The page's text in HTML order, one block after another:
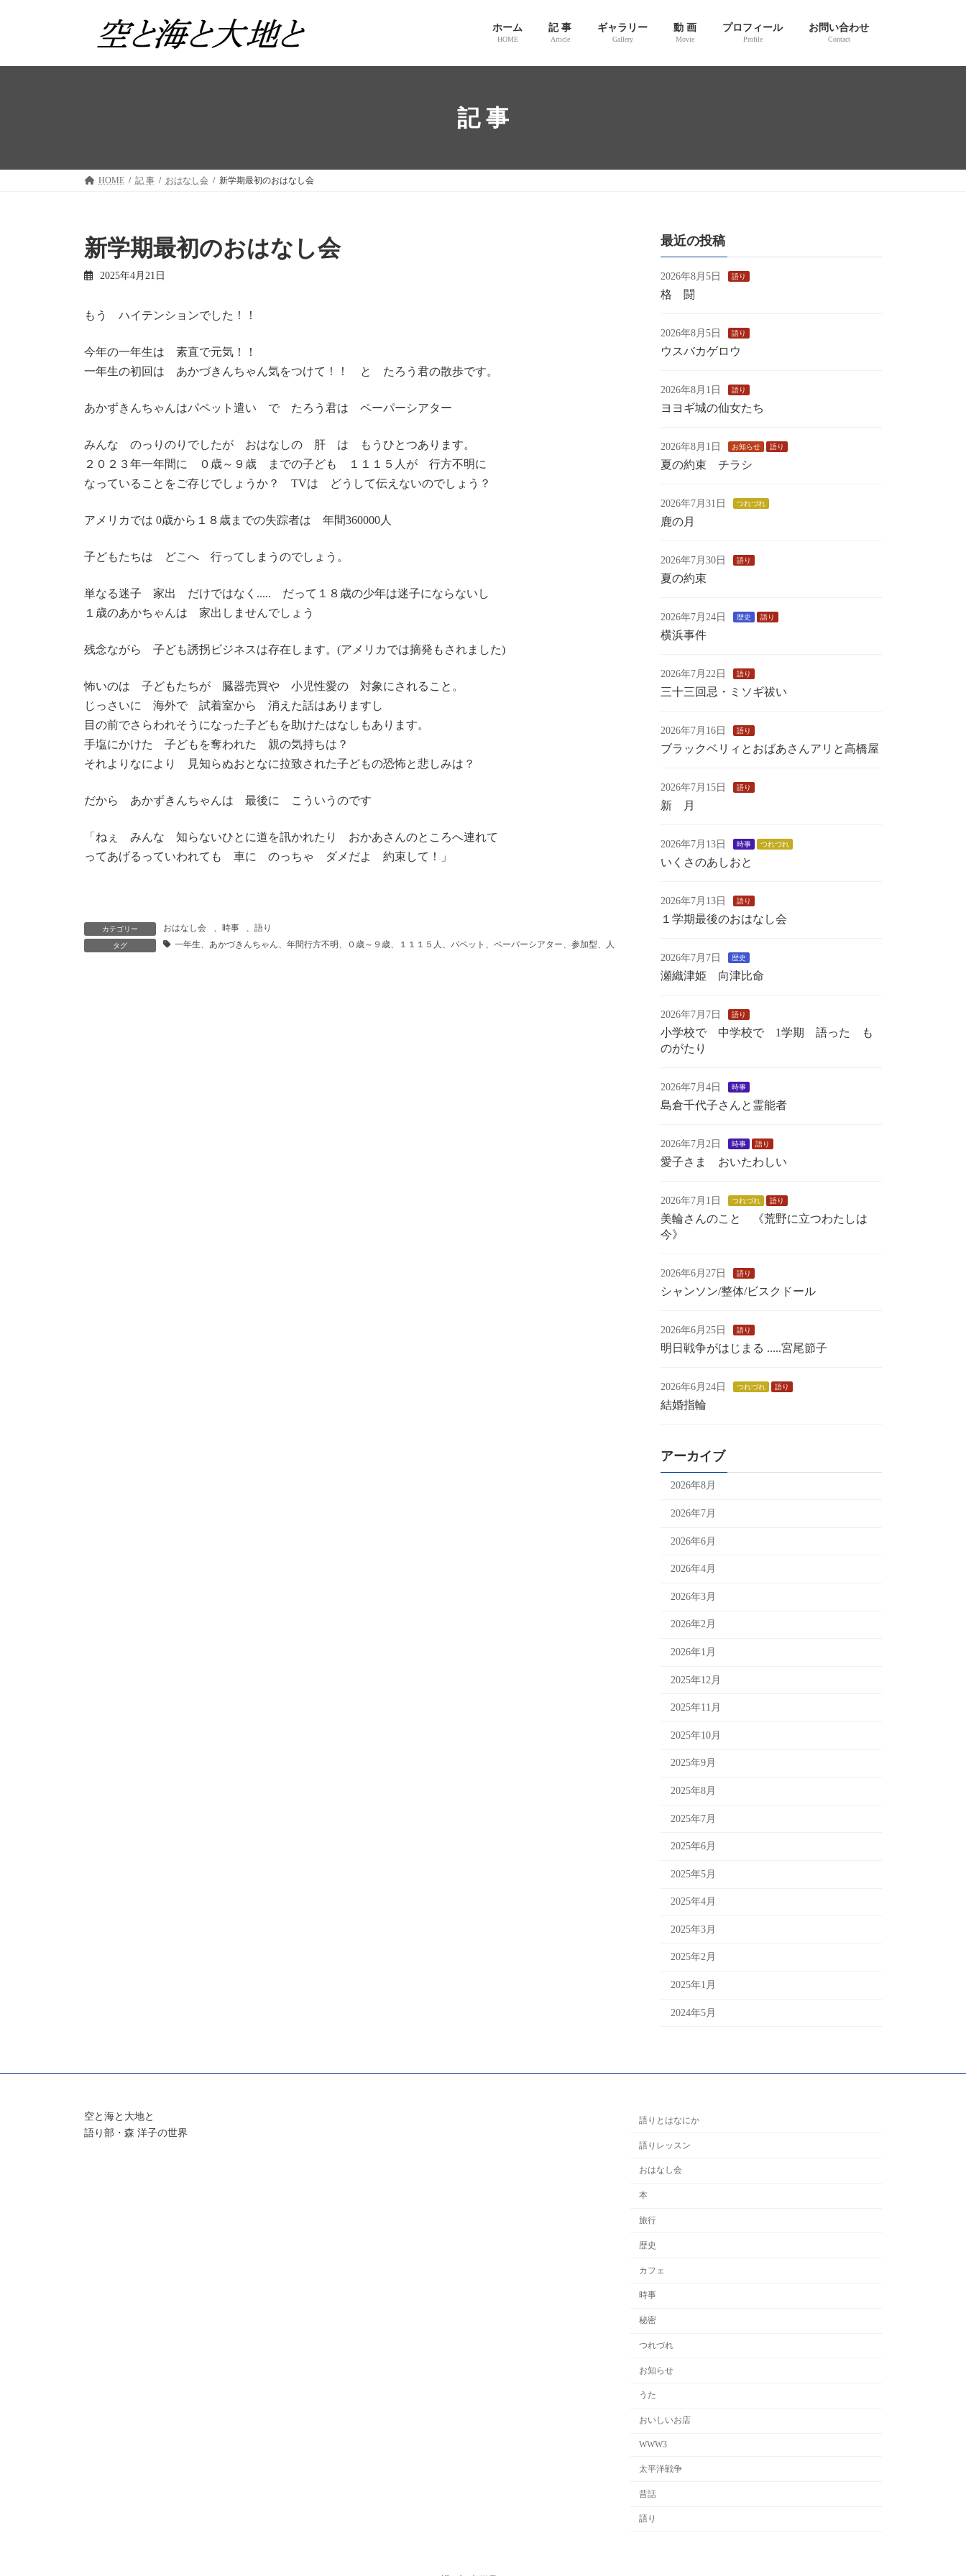
ツ
シ
ホーム
HOME
記 事
Article
ギャラリー
Gallery
動 画
Movie
プロフィール
Profile
お問い合わせ
Contact
記 事
HOME 記 事 おはなし会 新学期最初のおはなし会
新学期最初のおはなし会
2025年4月21日
もう ハイテンションでした！！
今年の一年生は 素直で元気！！
一年生の初回は あかづきんちゃん気をつけて！！ と たろう君の散歩です。
あかずきんちゃんはパペット遣い で たろう君は ペーパーシアター
みんな のっりのりでしたが おはなしの 肝 は もうひとつあります。
２０２３年一年間に ０歳～９歳 までの子ども １１１５人が 行方不明に
なっていることをご存じでしょうか？ TVは どうして伝えないのでしょう？
アメリカでは 0歳から１８歳までの失踪者は 年間360000人
子どもたちは どこへ 行ってしまうのでしょう。
単なる迷子 家出 だけではなく..... だって１８歳の少年は迷子にならないし
１歳のあかちゃんは 家出しませんでしょう
残念ながら 子ども誘拐ビジネスは存在します。(アメリカでは摘発もされました)
怖いのは 子どもたちが 臓器売買や 小児性愛の 対象にされること。
じっさいに 海外で 試着室から 消えた話はありますし
目の前でさらわれそうになった子どもを助けたはなしもあります。
手塩にかけた 子どもを奪われた 親の気持ちは？
それよりなにより 見知らぬおとなに拉致された子どもの恐怖と悲しみは？
だから あかずきんちゃんは 最後に こういうのです
「ねぇ みんな 知らないひとに道を訊かれたり おかあさんのところへ連れて
ってあげるっていわれても 車に のっちゃ ダメだよ 約束して！」
カテゴリー おはなし会 時事 、語り
タグ 一年生、あかづきんちゃん、年間行方不明、０歳～９歳、１１１５人、パペット、ペーパーシアター、参加型、人身売買
最近の投稿
2026年8月5日 語り
格 闘
2026年8月5日 語り
ウスバカゲロウ
2026年8月1日 語り
ヨヨギ城の仙女たち
2026年8月1日 お知らせ 語り
夏の約束 チラシ
2026年7月31日 つれづれ
鹿の月
2026年7月30日 語り
夏の約束
2026年7月24日 歴史 語り
横浜事件
2026年7月22日 語り
三十三回忌・ミソギ祓い
2026年7月16日 語り
ブラックベリィとおばあさんアリと高橋屋
2026年7月15日 語り
新 月
2026年7月13日 時事 つれづれ
いくさのあしおと
2026年7月13日 語り
１学期最後のおはなし会
2026年7月7日 歴史
瀬織津姫 向津比命
2026年7月7日 語り
小学校で 中学校で 1学期 語った も
のがたり
2026年7月4日 時事
島倉千代子さんと霊能者
2026年7月2日 時事 語り
愛子さま おいたわしい
2026年7月1日 つれづれ 語り
美輪さんのこと 《荒野に立つわたしは
今》
2026年6月27日 語り
シャンソン/整体/ビスクドール
2026年6月25日 語り
明日戦争がはじまる .....宮尾節子
2026年6月24日 つれづれ 語り
結婚指輪
アーカイブ
2026年8月
2026年7月
2026年6月
2026年4月
2026年3月
2026年2月
2026年1月
2025年12月
2025年11月
2025年10月
2025年9月
2025年8月
2025年7月
2025年6月
2025年5月
2025年4月
2025年3月
2025年2月
2025年1月
2024年5月
空と海と大地と
語り部・森 洋子の世界
語りとはなにか
語りレッスン
おはなし会
本
旅行
歴史
カフェ
時事
秘密
つれづれ
お知らせ
うた
おいしいお店
WWW3
太平洋戦争
昔話
語り